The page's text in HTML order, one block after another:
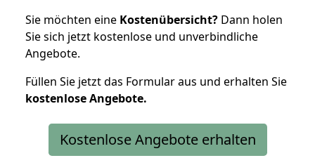
Sie möchten eine Kostenübersicht? Dann holen
Sie sich jetzt kostenlose und unverbindliche
Angebote.
Füllen Sie jetzt das Formular aus und erhalten Sie
kostenloseAngebote.
Kostenlose Angebote erhalten